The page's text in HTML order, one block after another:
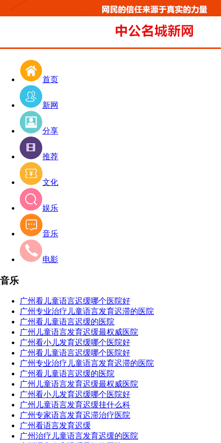
首页
新网
分享
推荐
文化
娱乐
音乐
电影
音乐
广州看儿童语言迟缓哪个医院好
广州专业治疗儿童语言发育迟滞的医院
广州看儿童语言迟缓的医院
广州儿童语言发育迟缓最权威医院
广州看小儿发育迟缓哪个医院好
广州看儿童语言迟缓哪个医院好
广州专业治疗儿童语言发育迟滞的医院
广州看儿童语言迟缓的医院
广州儿童语言发育迟缓最权威医院
广州看小儿发育迟缓哪个医院好
广州儿童语言发育迟缓挂什么科
广州专家语言发育迟滞治疗医院
广州看语言发育迟缓
广州治疗儿童语言发育迟缓的医院